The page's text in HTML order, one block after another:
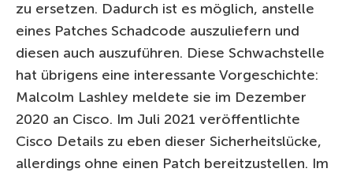
zu ersetzen. Dadurch ist es möglich, anstelle
eines Patches Schadcode auszuliefern und
diesen auch auszuführen. Diese Schwachstelle
hat übrigens eine interessante Vorgeschichte:
Malcolm Lashley meldete sie im Dezember
2020 an Cisco. Im Juli 2021 veröffentlichte
Cisco Details zu eben dieser Sicherheitslücke,
allerdings ohne einen Patch bereitzustellen. Im